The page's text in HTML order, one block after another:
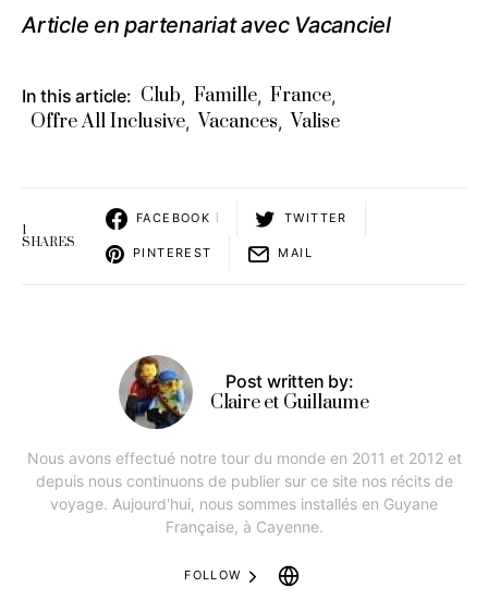
Article en partenariat avec Vacanciel
In this article: Club, Famille, France,
Offre All Inclusive, Vacances, Valise
1
SHARES
FACEBOOK 1 TWITTER
PINTEREST MAIL
Post written by:
Claire et Guillaume
Nous avons effectué notre tour du monde en 2011 et 2012 et
depuis nous continuons de publier sur ce site nos récits de
voyage. Aujourd'hui, nous sommes installés en Guyane
Française, à Cayenne.
FOLLOW